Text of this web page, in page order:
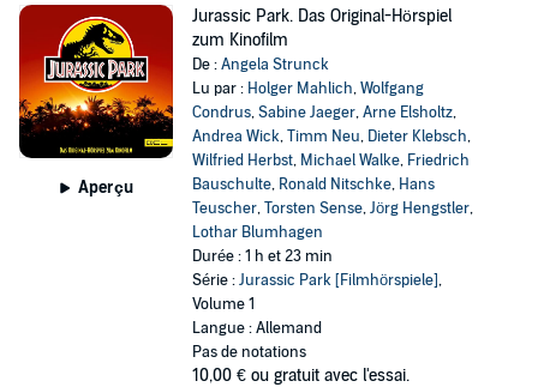
Aperçu
Jurassic Park. Das Original-Hörspiel
zum Kinofilm
De :Angela Strunck
Lu par : Holger Mahlich,Wolfgang
Condrus,Sabine Jaeger,Arne Elsholtz,
Andrea Wick,Timm Neu, Dieter Klebsch,
Wilfried Herbst, Michael Walke, Friedrich
Bauschulte, Ronald Nitschke, Hans
Teuscher,Torsten Sense,Jörg Hengstler,
Lothar Blumhagen
Durée : 1 h et 23 min
Série :Jurassic Park [Filmhörspiele],
Volume 1
Langue : Allemand
Pas de notations
10,00 € ou gratuit avec l'essai.